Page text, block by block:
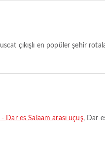
çıkışlı en popüler şehir
- Dar es Salaam arası uçuş, Dar